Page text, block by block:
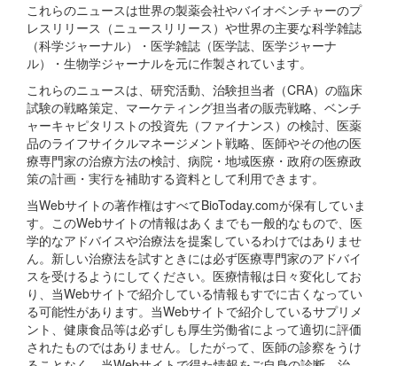
これらのニュースは世界の製薬会社やバイオベンチャーのプ
レスリリース（ニュースリリース）や世界の主要な科学雑誌
（科学ジャーナル）・医学雑誌（医学誌、医学ジャーナ
ル）・生物学ジャーナルを元に作製されています。
これらのニュースは、研究活動、治験担当者（CRA）の臨床
試験の戦略策定、マーケティング担当者の販売戦略、ベンチ
ャーキャピタリストの投資先（ファイナンス）の検討、医薬
品のライフサイクルマネージメント戦略、医師やその他の医
療専門家の治療方法の検討、病院・地域医療・政府の医療政
策の計画・実行を補助する資料として利用できます。
当Webサイトの著作権はすべてBioToday.comが保有していま
す。このWebサイトの情報はあくまでも一般的なもので、医
学的なアドバイスや治療法を提案しているわけではありませ
ん。新しい治療法を試すときには必ず医療専門家のアドバイ
スを受けるようにしてください。医療情報は日々変化してお
り、当Webサイトで紹介している情報もすでに古くなってい
る可能性があります。当Webサイトで紹介しているサプリメ
ント、健康食品等は必ずしも厚生労働省によって適切に評価
されたものではありません。したがって、医師の診察をうけ